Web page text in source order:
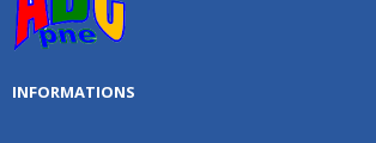
INFORMATIONS